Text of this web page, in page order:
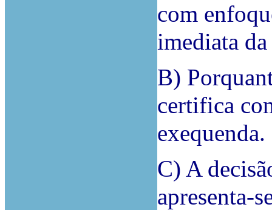
com
imediata
B)
certifica
exequenda.
C) A
apresenta-